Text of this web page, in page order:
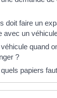
doit faire un
avec un
quand
?
papiers